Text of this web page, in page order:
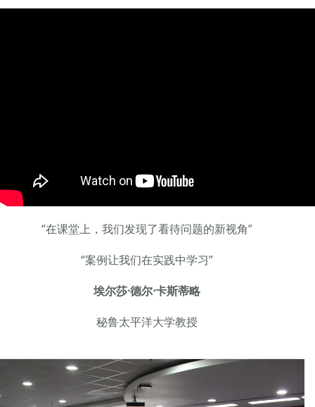
“在课堂上，我们发现了看待问题的新视角”
“案例让我们在实践中学习”
埃尔莎·德尔·卡斯蒂略
秘鲁太平洋大学教授